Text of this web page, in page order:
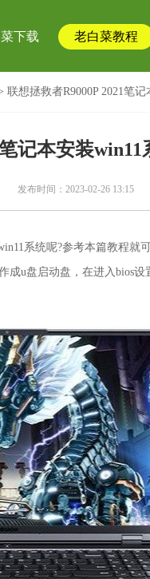
下载 老白菜教程
联想拯救者R9000P 2021笔
记本安装win11
发布时间：2023-02-26 13:15
系统呢?参考本篇教程
成u盘启动盘，在进入bios